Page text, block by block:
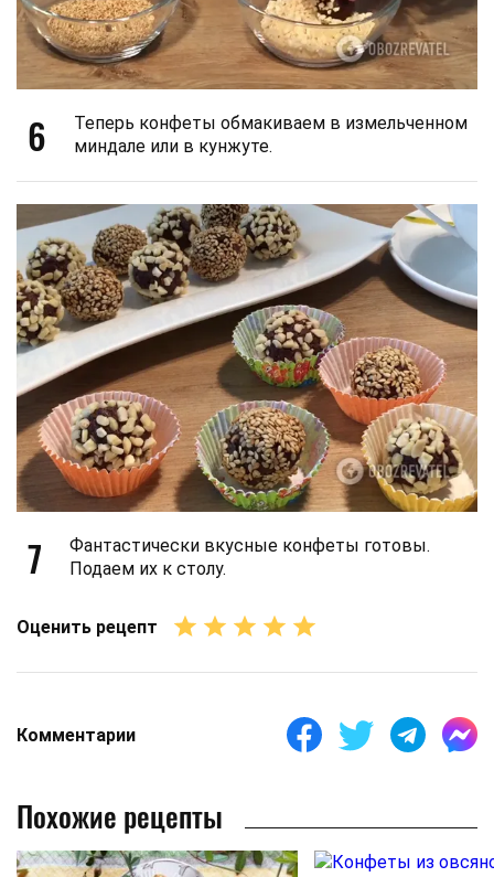
6
Теперь конфеты обмакиваем в измельченном
миндале или в кунжуте.
7
Фантастически вкусные конфеты готовы.
Подаем их к столу.
Оценить рецепт
Комментарии
Похожие рецепты